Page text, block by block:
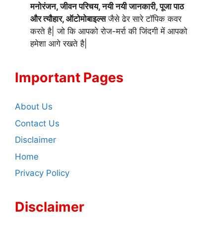
मनोरंजन, जीवन परिचय, नयी नयी जानकारी, पूजा पाठ
और त्यौहार, ऑटोमोबाइल्सजैसे ढेर सारे टॉपिक कवर
करते है| जो कि आपको रोज-मर्रा की जिंदगी में आपको
हमेशा आगे रखते है|
Important Pages
About Us
Contact Us
Disclaimer
Home
Privacy Policy
Disclaimer